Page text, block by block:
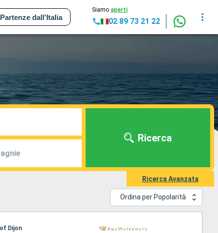
Partenze dall'Italia
Siamo aperti
02 89 73 21 22
Ricerca
Ricerca Avanzata
Ordina per Popolarità
Dijon